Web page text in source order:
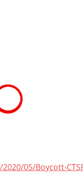
05/Boycott-